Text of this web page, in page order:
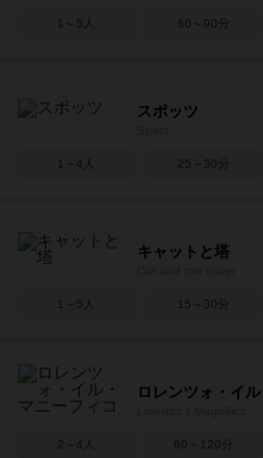
1～5人 60～90分
スポッツ
1～4人 25～30分
キャットと塔
1～5人 15～30分
ロレンツォ・イ
2～4人 60～120分